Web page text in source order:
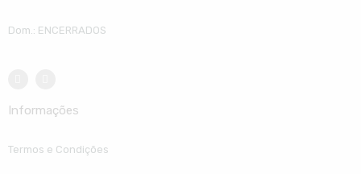
Dom.: ENCERRADOS
Informações
Termos e Condições